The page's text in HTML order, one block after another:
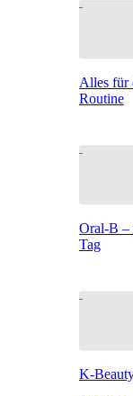
Alles für
Routine
Oral-B –
Tag
K-